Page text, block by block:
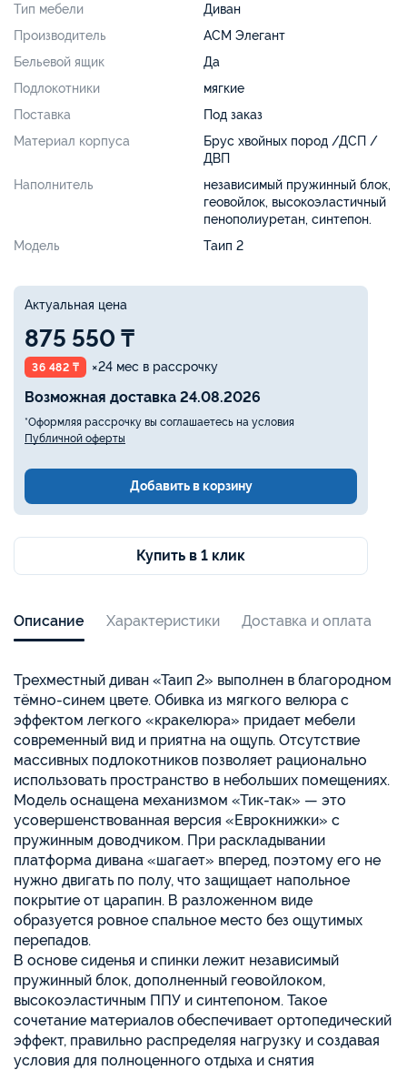
Тип мебели
Диван
Производитель
АСМ Элегант
Бельевой ящик
Да
Подлокотники
мягкие
Поставка
Под заказ
Материал корпуса
Брус хвойных пород /ДСП /
ДВП
Наполнитель
независимый пружинный блок,
геовойлок, высокоэластичный
пенополиуретан, синтепон.
Модель
Таип 2
Актуальная цена
875 550 ₸
36 482 ₸ ×24 мес в рассрочку
Возможная доставка 24.08.2026
*Оформляя рассрочку вы соглашаетесь на условия
Публичной оферты
Добавить в корзину
Купить в 1 клик
Описание Характеристики Доставка и оплата
Трехместный диван «Таип 2» выполнен в благородном
тёмно-синем цвете. Обивка из мягкого велюра с
эффектом легкого «кракелюра» придает мебели
современный вид и приятна на ощупь. Отсутствие
массивных подлокотников позволяет рационально
использовать пространство в небольших помещениях.
Модель оснащена механизмом «Тик-так» — это
усовершенствованная версия «Еврокнижки» с
пружинным доводчиком. При раскладывании
платформа дивана «шагает» вперед, поэтому его не
нужно двигать по полу, что защищает напольное
покрытие от царапин. В разложенном виде
образуется ровное спальное место без ощутимых
перепадов.
В основе сиденья и спинки лежит независимый
пружинный блок, дополненный геовойлоком,
высокоэластичным ППУ и синтепоном. Такое
сочетание материалов обеспечивает ортопедический
эффект, правильно распределяя нагрузку и создавая
условия для полноценного отдыха и снятия